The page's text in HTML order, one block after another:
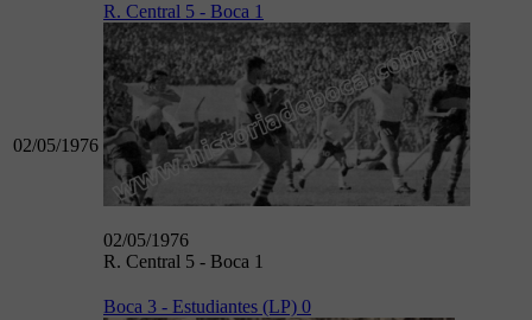
02/05/1976
R. Central 5 - Boca 1
02/05/1976
R. Central 5 - Boca 1
Boca 3 - Estudiantes (LP) 0